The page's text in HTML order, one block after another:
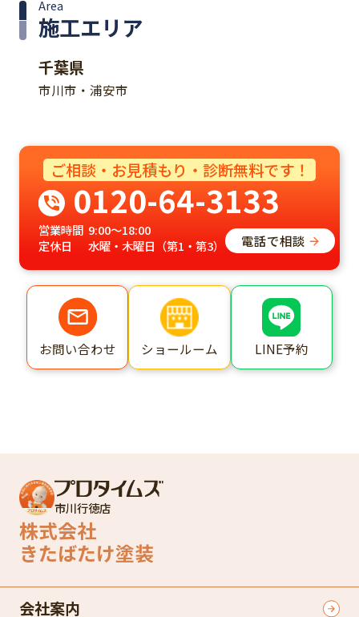
施工エリア
Area
千葉県
市川市・浦安市
ご相談・お見積もり・診断無料です！
0120-64-3133
営業時間 9:00～18:00
定休日
水曜・木曜日（第1・第3） 電話で相談
お問い合わせ ショールーム LINE予約
市川行徳店
株式会社
きたばたけ塗装
会社案内